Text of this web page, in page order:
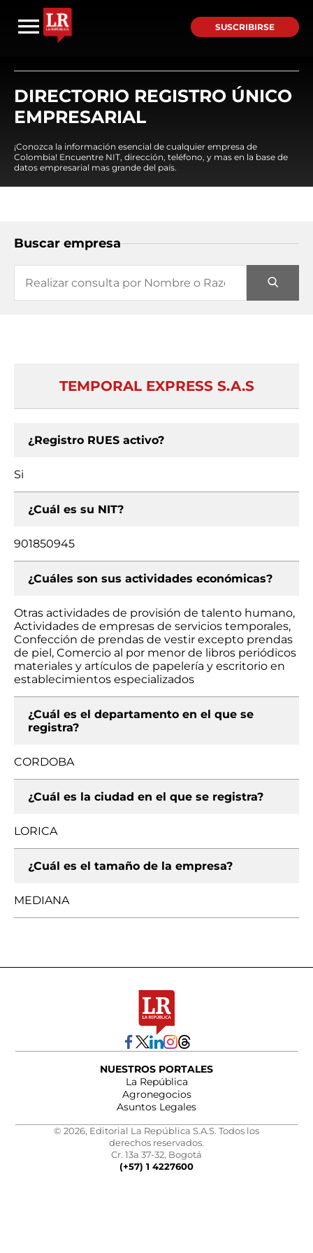
SUSCRIBIRSE
DIRECTORIO REGISTRO ÚNICO
EMPRESARIAL
¡Conozca la información esencial de cualquier empresa de
Colombia! Encuentre NIT, dirección, teléfono, y mas en la base de
datos empresarial mas grande del país.
Buscar empresa
TEMPORAL EXPRESS S.A.S
¿Registro RUES activo?
Si
¿Cuál es su NIT?
901850945
¿Cuáles son sus actividades económicas?
Otras actividades de provisión de talento humano,
Actividades de empresas de servicios temporales,
Confección de prendas de vestir excepto prendas
de piel, Comercio al por menor de libros periódicos
materiales y artículos de papelería y escritorio en
establecimientos especializados
¿Cuál es el departamento en el que se
registra?
CORDOBA
¿Cuál es la ciudad en el que se registra?
LORICA
¿Cuál es el tamaño de la empresa?
MEDIANA
NUESTROS PORTALES
La República
Agronegocios
Asuntos Legales
© 2026, Editorial La República S.A.S. Todos los
derechos reservados.
Cr. 13a 37-32, Bogotá
(+57) 1 4227600